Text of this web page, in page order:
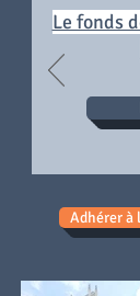
Le fonds
Adhérer à